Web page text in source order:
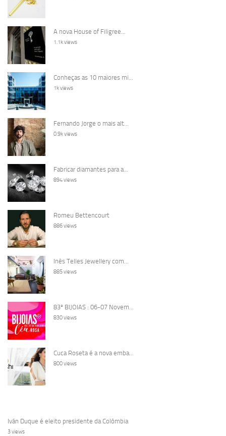
A nova House of Filigree...
1.1k views
Conheças as 10 maiores mi...
1k views
Fernando Jorge o mais alt...
0.9k views
Fabricar diamantes para a...
894 views
Romeu Bettencourt
886 views
Inês Telles Jewellery com...
885 views
83ª BIJOIAS : 06-07 Novem...
830 views
Cuca Roseta é a nova emba...
800 views
Iván Duque é eleito presidente da Colômbia
3 views